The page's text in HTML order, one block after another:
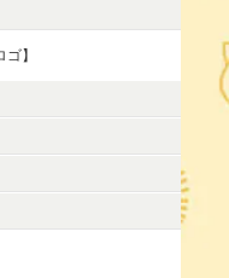
】